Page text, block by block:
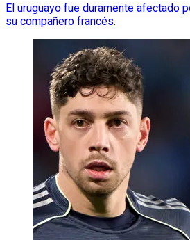
El uruguayo fue duramente afectado
su compañero francés.